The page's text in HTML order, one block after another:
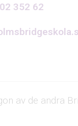
352 62
av de andra